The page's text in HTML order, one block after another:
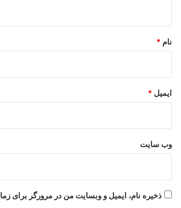
نام *
ایمیل *
وب‌ سایت
ذخیره نام، ایمیل و وبسایت من در مرورگر برای